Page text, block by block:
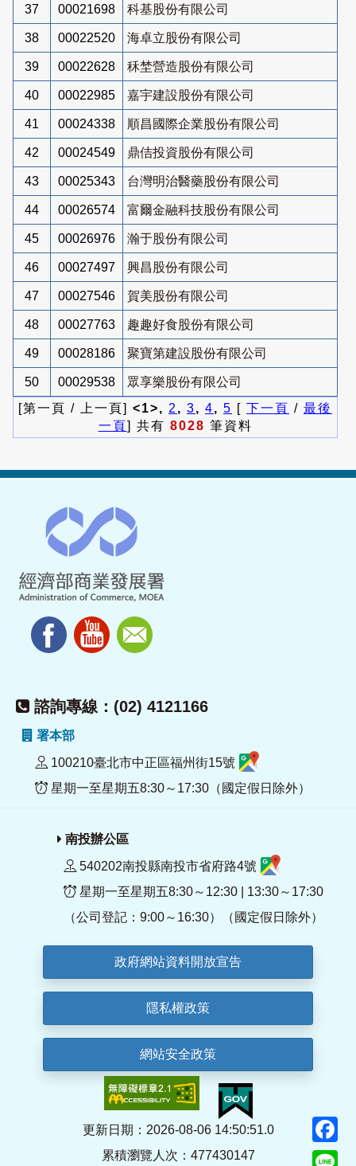
37 00021698 科基股份有限公司
38 00022520 海卓立股份有限公司
39 00022628 秝埜營造股份有限公司
40 00022985 嘉宇建設股份有限公司
41 00024338 順昌國際企業股份有限公司
42 00024549 鼎佶投資股份有限公司
43 00025343 台灣明治醫藥股份有限公司
44 00026574 富爾金融科技股份有限公司
45 00026976 瀚于股份有限公司
46 00027497 興昌股份有限公司
47 00027546 賀美股份有限公司
48 00027763 趣趣好食股份有限公司
49 00028186 聚寶第建設股份有限公司
50 00029538
眾享樂股份有限公司
[第一頁 / 上一頁] <1>, 2 , 3, 4, 5 [ 下一頁 / 最後
一頁] 共有 8028 筆資料
諮詢專線：(02) 4121166
署本部
100210臺北市中正區福州街15號
星期一至星期五8:30～17:30（國定假日除外）
南投辦公區
540202南投縣南投市省府路4號
星期一至星期五8:30～12:30 | 13:30～17:30
（公司登記：9:00～16:30）（國定假日除外）
政府網站資料開放宣告
隱私權政策
網站安全政策
更新日期：2026-08-06 14:50:51.0
累積瀏覽人次：477430147